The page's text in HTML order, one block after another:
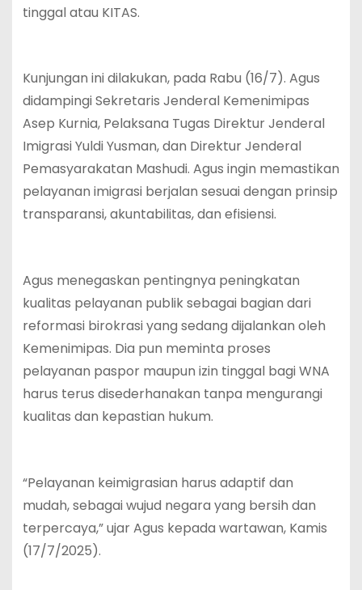
tinggal atau KITAS.
Kunjungan ini dilakukan, pada Rabu (16/7). Agus
didampingi Sekretaris Jenderal Kemenimipas
Asep Kurnia, Pelaksana Tugas Direktur Jenderal
Imigrasi Yuldi Yusman, dan Direktur Jenderal
Pemasyarakatan Mashudi. Agus ingin memastikan
pelayanan imigrasi berjalan sesuai dengan prinsip
transparansi, akuntabilitas, dan efisiensi.
Agus menegaskan pentingnya peningkatan
kualitas pelayanan publik sebagai bagian dari
reformasi birokrasi yang sedang dijalankan oleh
Kemenimipas. Dia pun meminta proses
pelayanan paspor maupun izin tinggal bagi WNA
harus terus disederhanakan tanpa mengurangi
kualitas dan kepastian hukum.
“Pelayanan keimigrasian harus adaptif dan
mudah, sebagai wujud negara yang bersih dan
terpercaya,” ujar Agus kepada wartawan, Kamis
(17/7/2025).